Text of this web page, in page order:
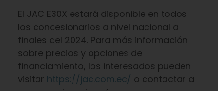
El JAC E30X estará disponible en todos
los concesionarios a nivel nacional a
finales del 2024. Para más información
sobre precios y opciones de
financiamiento, los interesados pueden
visitar https://jac.com.ec/ o contactar a